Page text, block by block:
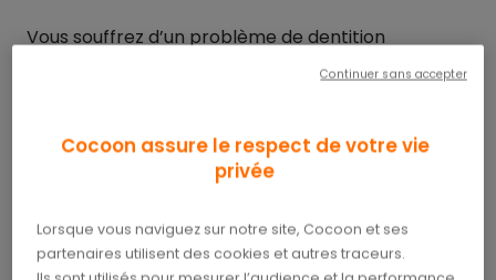
Vous souffrez d’un problème de dentition
(mauvais alignement, chevauchement, bruxisme,
pratiques et discrètes que les solutions
alternatives ? Quel type de remboursement
tout !
Cocoon assure le respect de votre vie
privée
Lorsque vous naviguez sur notre site, Cocoon et ses
partenaires utilisent des cookies et autres traceurs.
Continuer sans accepter